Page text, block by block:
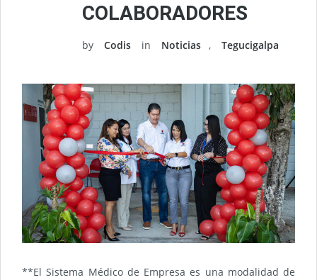
COLABORADORES
by Codis in Noticias , Tegucigalpa
**El Sistema Médico de Empresa es una modalidad de